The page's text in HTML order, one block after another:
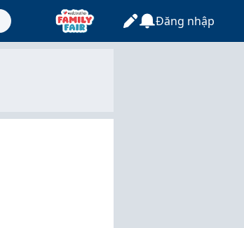
Đăng nhập